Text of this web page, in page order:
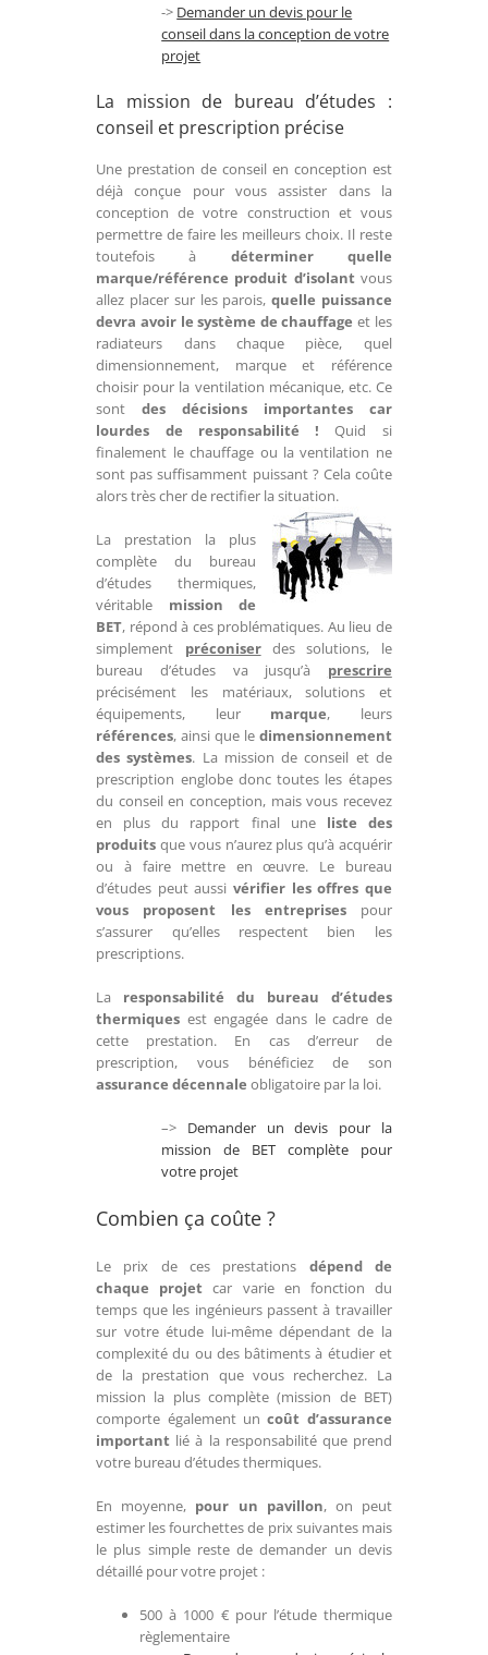
-> Demander un devis pour le
conseil dans la conception de votre
projet
La mission de bureau d’études :
conseil et prescription précise
Une prestation de conseil en conception est
déjà conçue pour vous assister dans la
conception de votre construction et vous
permettre de faire les meilleurs choix. Il reste
toutefois à déterminer quelle
marque/référence produit d’isolant vous
allez placer sur les parois,quelle puissance
devra avoir le système de chauffage et les
radiateurs dans chaque pièce, quel
dimensionnement, marque et référence
choisir pour la ventilation mécanique, etc. Ce
sontdes décisions importantes car
lourdes de responsabilité !Quid si
finalement le chauffage ou la ventilation ne
sont pas suffisamment puissant ? Cela coûte
alors très cher de rectifier la situation.
La prestation la plus
complète du bureau
d’études thermiques,
véritable mission de
BET, répond à ces problématiques. Au lieu de
simplement préconiserdes solutions, le
bureau d’études va jusqu’à prescrire
précisément les matériaux, solutions et
équipements, leur marque, leurs
références, ainsi que le dimensionnement
des systèmes. La mission de conseil et de
prescription englobe donc toutes les étapes
du conseil en conception, mais vous recevez
en plus du rapport final une liste des
produits que vous n’aurez plus qu’à acquérir
ou à faire mettre en œuvre. Le bureau
d’études peut aussi vérifier les offres que
vous proposent les entreprisespour
s’assurer qu’elles respectent bien les
prescriptions.
La responsabilité du bureau d’études
thermiques est engagée dans le cadre de
cette prestation. En cas d’erreur de
prescription, vous bénéficiez de son
assurance décennale obligatoire par la loi.
–> Demander un devis pour la
mission de BET complète pour
votre projet
Combien ça coûte ?
Le prix de ces prestations dépend de
chaque projet car varie en fonction du
temps que les ingénieurs passent à travailler
sur votre étude lui-même dépendant de la
complexité du ou des bâtiments à étudier et
de la prestation que vous recherchez. La
mission la plus complète (mission de BET)
comporte également uncoût d’assurance
important lié à la responsabilité que prend
votre bureau d’études thermiques.
En moyenne, pour un pavillon, on peut
estimer les fourchettes de prix suivantes mais
le plus simple reste de demander un devis
détaillé pour votre projet :
500 à 1000 € pour l’étude thermique
règlementaire